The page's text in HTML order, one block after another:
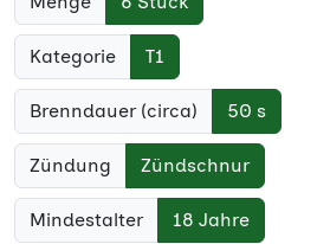
weiß
Kategorie T1
Brenndauer (circa) 50 s
Zündung Zündschnur
Mindestalter 18 Jahre